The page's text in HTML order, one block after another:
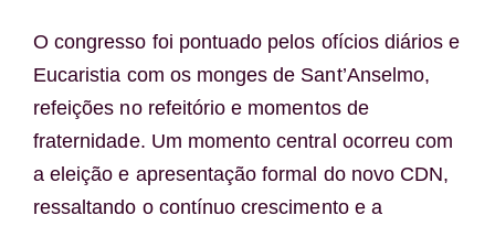
O congresso foi pontuado pelos ofícios diários e
Eucaristia com os monges de Sant’Anselmo,
refeições no refeitório e momentos de
fraternidade. Um momento central ocorreu com
a eleição e apresentação formal do novo CDN,
ressaltando o contínuo crescimento e a